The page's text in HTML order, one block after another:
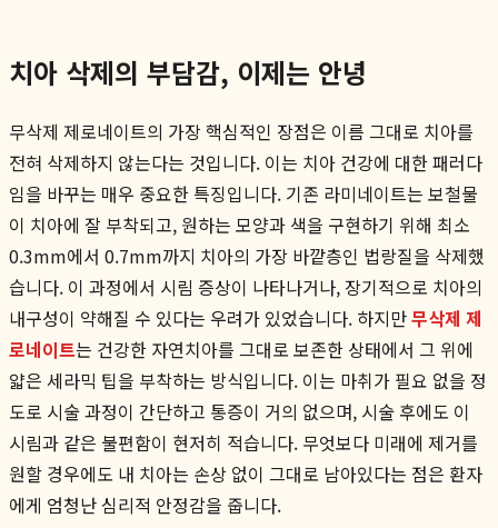
치아 삭제의 부담감, 이제는 안녕
무삭제 제로네이트의 가장 핵심적인 장점은 이름 그대로 치아를
전혀 삭제하지 않는다는 것입니다. 이는 치아 건강에 대한 패러다
임을 바꾸는 매우 중요한 특징입니다. 기존 라미네이트는 보철물
이 치아에 잘 부착되고, 원하는 모양과 색을 구현하기 위해 최소
0.3mm에서 0.7mm까지 치아의 가장 바깥층인 법랑질을 삭제했
습니다. 이 과정에서 시림 증상이 나타나거나, 장기적으로 치아의
내구성이 약해질 수 있다는 우려가 있었습니다. 하지만무삭제 제
로네이트는 건강한 자연치아를 그대로 보존한 상태에서 그 위에
얇은 세라믹 팁을 부착하는 방식입니다. 이는 마취가 필요 없을 정
도로 시술 과정이 간단하고 통증이 거의 없으며, 시술 후에도 이
시림과 같은 불편함이 현저히 적습니다. 무엇보다 미래에 제거를
원할 경우에도 내 치아는 손상 없이 그대로 남아있다는 점은 환자
에게 엄청난 심리적 안정감을 줍니다.